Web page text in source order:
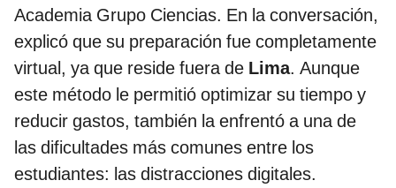
Academia Grupo Ciencias. En la conversación,
explicó que su preparación fue completamente
virtual, ya que reside fuera de Lima. Aunque
este método le permitió optimizar su tiempo y
reducir gastos, también la enfrentó a una de
las dificultades más comunes entre los
estudiantes: las distracciones digitales.